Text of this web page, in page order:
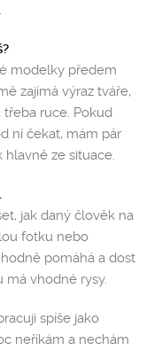
modelky předem
zajímá výraz tváře,
ruce. Pokud
ní čekat, mám pár
hlavně ze situace.
jak daný člověk na
fotku nebo
pomáhá a dost
má vhodné rysy.
spíše jako
neříkám a nechám